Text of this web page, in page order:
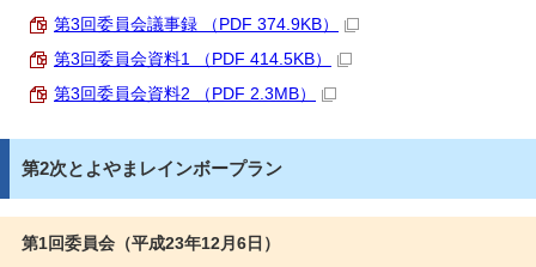
第3回委員会議事録 （PDF 374.9KB）
第3回委員会資料1 （PDF 414.5KB）
第3回委員会資料2 （PDF 2.3MB）
第2次とよやまレインボープラン
第1回委員会（平成23年12月6日）